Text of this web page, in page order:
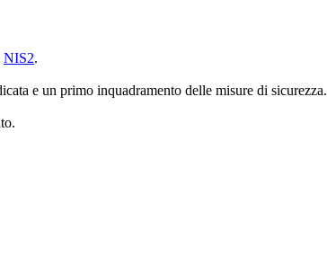
NIS2.
e un primo inquadramento delle misure di sicurezza.